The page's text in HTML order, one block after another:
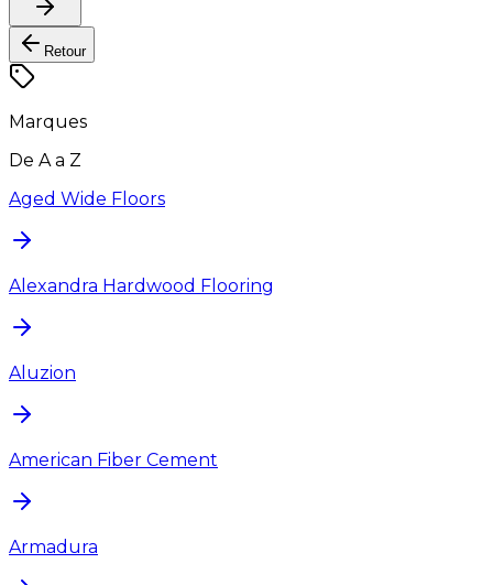
Retour
Marques
De A a Z
Aged Wide Floors
Alexandra Hardwood Flooring
Aluzion
American Fiber Cement
Armadura